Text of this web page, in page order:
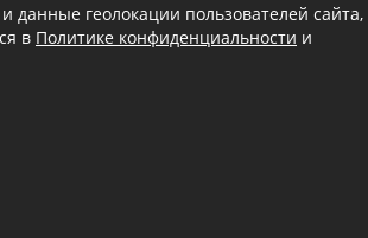
данные геолокации пользователей сайта,
в Политике конфиденциальности и